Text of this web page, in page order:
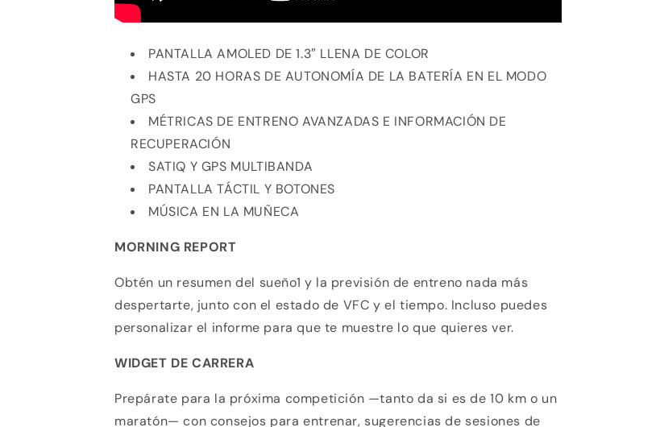
PANTALLA AMOLED DE 1.3″ LLENA DE COLOR
HASTA 20 HORAS DE AUTONOMÍA DE LA BATERÍA EN EL MODO
GPS
MÉTRICAS DE ENTRENO AVANZADAS E INFORMACIÓN DE
RECUPERACIÓN
SATIQ Y GPS MULTIBANDA
PANTALLA TÁCTIL Y BOTONES
MÚSICA EN LA MUÑECA
MORNING REPORT
Obtén un resumen del sueño1 y la previsión de entreno nada más
despertarte, junto con el estado de VFC y el tiempo. Incluso puedes
personalizar el informe para que te muestre lo que quieres ver.
WIDGET DE CARRERA
Prepárate para la próxima competición —tanto da si es de 10 km o un
maratón— con consejos para entrenar, sugerencias de sesiones de